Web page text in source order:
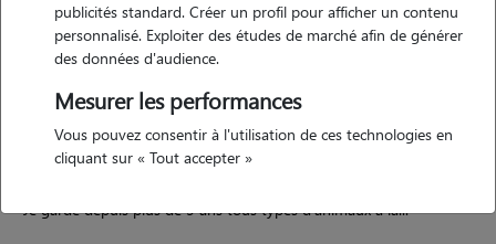
Nathalie
Maffliers 95560
maison possède des animaux
Je garde depuis plus de 5 ans tous types d'animaux à la...
publicités standard. Créer un profil pour afficher un contenu
personnalisé. Exploiter des études de marché afin de générer
des données d'audience.
Mesurer les performances
Vous pouvez consentir à l'utilisation de ces technologies en
cliquant sur « Tout accepter »